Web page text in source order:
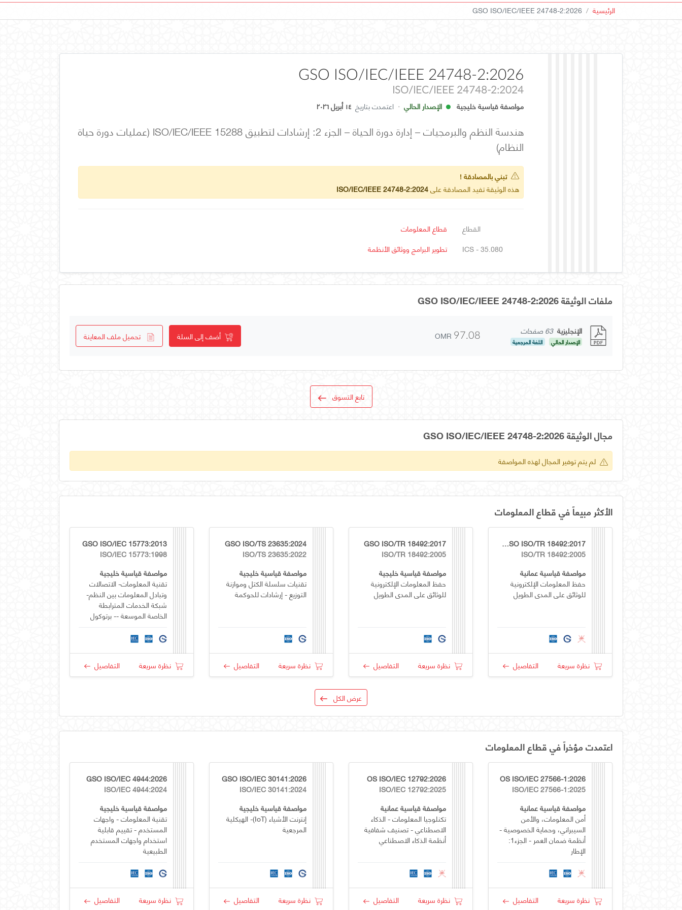
الرئيسية GSO ISO/IEC/IEEE 24748-2:2026
GSO ISO/IEC/IEEE 24748-2:2026
ISO/IEC/IEEE 24748-2:2024
مواصفة قياسية خليجية الإصدار الحالي · اعتمدت بتاريخ ١٤ أبريل ٢٠٢٦
هندسة النظم والبرمجيات – إدارة دورة الحياة – الجزء 2: إرشادات لتطبيق ISO/IEC/IEEE 15288 (عمليات دورة حياة
النظام)
تبني بالمصادقة !
هذه الوثيقة تفيد المصادقة علىISO/IEC/IEEE 24748-2:2024
القطاع
قطاع المعلومات
ICS - 35.080
تطوير البرامج ووثائق الأنظمة
ملفات الوثيقة GSO ISO/IEC/IEEE 24748-2:2026
الإنجليزية 63 صفحات
الإصدار الحالي اللغة المرجعية OMR 97.08 أضف إلى السلة تحميل ملف المعاينة
تابع التسوق
مجال الوثيقة GSO ISO/IEC/IEEE 24748-2:2026
لم يتم توفير المجال لهذه المواصفة
الأكثر مبيعاً في قطاع المعلومات
OS GSO ISO/TR 18492:2017
ISO/TR 18492:2005
مواصفة قياسية عمانية
حفظ المعلومات الإلكترونية
للوثائق على المدى الطويل
نظرة سريعة التفاصيل
GSO ISO/TR 18492:2017
ISO/TR 18492:2005
مواصفة قياسية خليجية
حفظ المعلومات الإلكترونية
للوثائق على المدى الطويل
نظرة سريعة التفاصيل
GSO ISO/TS 23635:2024
ISO/TS 23635:2022
مواصفة قياسية خليجية
تقنيات سلسلة الكتل وموازنة
التوزيع - إرشادات للحوكمة
نظرة سريعة التفاصيل
GSO ISO/IEC 15773:2013
ISO/IEC 15773:1998
مواصفة قياسية خليجية
تقنية المعلومات- الاتصالات
وتبادل المعلومات بين النظم-
شبكة الخدمات المترابطة
الخاصة الموسعة -- برتوكول
عداد نقل الشبكة الاضافية
نظرة سريعة التفاصيل
عرض الكل
اعتمدت مؤخراً في قطاع المعلومات
OS ISO/IEC 27566-1:2026
ISO/IEC 27566-1:2025
مواصفة قياسية عمانية
أمن المعلومات، والأمن
السيبراني، وحماية الخصوصية -
أنظمة ضمان العمر - الجزء1:
الإطار
نظرة سريعة التفاصيل
OS ISO/IEC 12792:2026
ISO/IEC 12792:2025
مواصفة قياسية عمانية
تكنلوجيا المعلومات - الذكاء
الاصطناعي - تصنيف شفافية
أنظمة الذكاء الاصطناعي
نظرة سريعة التفاصيل
GSO ISO/IEC 30141:2026
ISO/IEC 30141:2024
مواصفة قياسية خليجية
إنترنت الأشياء (IoT)- الهيكلية
المرجعية
نظرة سريعة التفاصيل
GSO ISO/IEC 4944:2026
ISO/IEC 4944:2024
مواصفة قياسية خليجية
تقنية المعلومات - واجهات
المستخدم - تقييم قابلية
استخدام واجهات المستخدم
الطبيعية
نظرة سريعة التفاصيل